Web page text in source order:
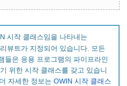
시작 클래스임을 나타내는
뷰트가 지정되어 있습니다. 모든
들은 응용 프로그램의 파이프라인
위한 시작 클래스를 갖고 있습니
자세한 정보는 OWIN 시작 클래스